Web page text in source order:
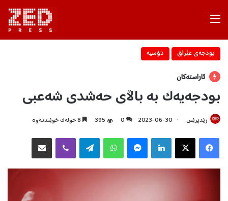
بودجه‌ی عێراق دۆسیه‌
ئاراستەکان
بودجەیەک بە باڵای حەشدی شەعبی
زێدپرێس 2023-06-30
0
395
X
Telegram